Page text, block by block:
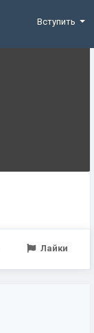
Вступить
Лайки